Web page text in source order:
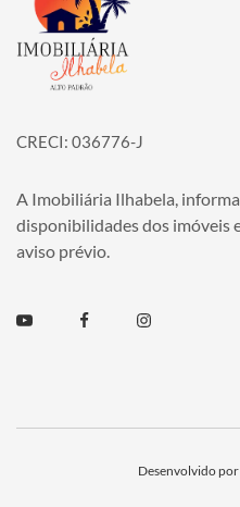
CRECI: 036776-J
A Imobiliária Ilhabela,
disponibilidades dos imóveis
aviso prévio.
Youtube FacebookInstagram
Desenvolvido por